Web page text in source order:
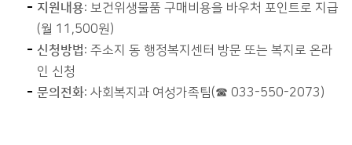
지원내용: 보건위생물품 구매비용을 바우처 포인트로 지급
(월 11,500원)
신청방법: 주소지 동 행정복지센터 방문 또는 복지로 온라
인 신청
문의전화: 사회복지과 여성가족팀(☎ 033-550-2073)